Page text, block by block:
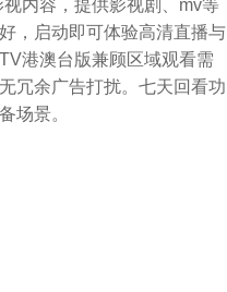
内容，提供影视剧、mv等
，启动即可体验高清直播与
港澳台版兼顾区域观看需
冗余广告打扰。七天回看功
场景。